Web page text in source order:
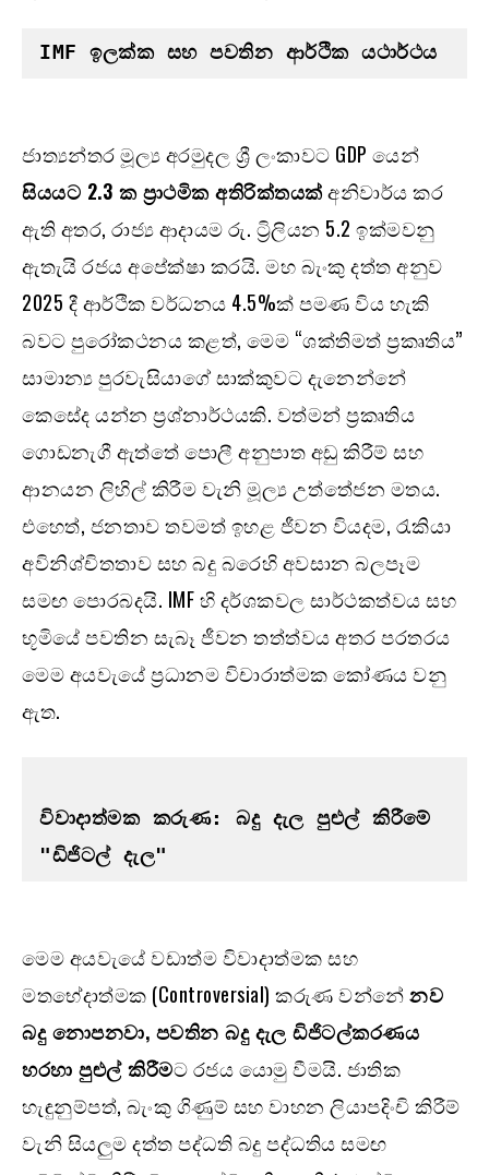
IMF ඉලක්ක සහ පවතින ආර්ථික යථාර්ථය
ජාත්‍යන්තර මූල්‍ය අරමුදල ශ්‍රී ලංකාවට GDP යෙන්
සියයට 2.3 ක ප්‍රාථමික අතිරික්තයක්අනිවාර්ය කර
ඇති අතර, රාජ්‍ය ආදායම රු. ට්‍රිලියන 5.2 ඉක්මවනු
ඇතැයි රජය අපේක්ෂා කරයි. මහ බැංකු දත්ත අනුව
2025 දී ආර්ථික වර්ධනය 4.5%ක් පමණ විය හැකි
බවට පුරෝකථනය කළත්, මෙම “ශක්තිමත් ප්‍රකෘතිය”
සාමාන්‍ය පුරවැසියාගේ සාක්කුවට දැනෙන්නේ
කෙසේද යන්න ප්‍රශ්නාර්ථයකි. වත්මන් ප්‍රකෘතිය
ගොඩනැගී ඇත්තේ පොලී අනුපාත අඩු කිරීම් සහ
ආනයන ලිහිල් කිරීම වැනි මූල්‍ය උත්තේජන මතය.
එහෙත්, ජනතාව තවමත් ඉහළ ජීවන වියදම, රැකියා
අවිනිශ්චිතතාව සහ බදු බරෙහි අවසාන බලපෑම
සමඟ පොරබදයි. IMF හි දර්ශකවල සාර්ථකත්වය සහ
භූමියේ පවතින සැබෑ ජීවන තත්ත්වය අතර පරතරය
මෙම අයවැයේ ප්‍රධානම විචාරාත්මක කෝණය වනු
ඇත.
විවාදාත්මක කරුණ: බදු දැල පුළුල් කිරීමේ
"ඩිජිටල් දැල"
මෙම අයවැයේ වඩාත්ම විවාදාත්මක සහ
මතභේදාත්මක (Controversial) කරුණ වන්නේනව
බදු නොපනවා, පවතින බදු දැල ඩිජිටල්කරණය
හරහා පුළුල් කිරීමට රජය යොමු වීමයි. ජාතික
හැඳුනුම්පත්, බැංකු ගිණුම් සහ වාහන ලියාපදිංචි කිරීම්
වැනි සියලුම දත්ත පද්ධති බදු පද්ධතිය සමඟ